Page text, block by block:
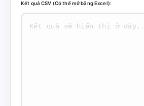
Kết quả CSV (Có thể mở bằng Excel):